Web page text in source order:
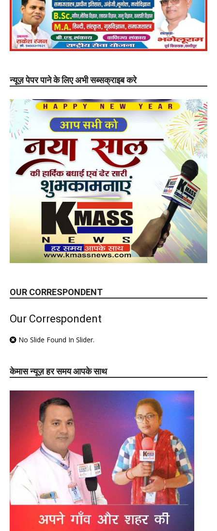
न्यूज़ पेपर पाने के लिए अभी सब्सक्राइब करे
OUR CORRESPONDENT
Our Correspondent
No Slide Found In Slider.
केमास न्यूज़ हर समय आपके साथ